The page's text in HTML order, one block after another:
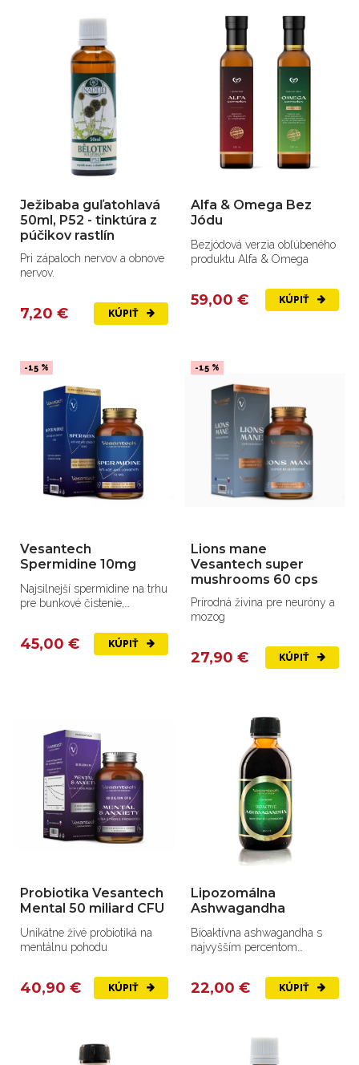
Ježibaba guľatohlavá
50ml, P52 - tinktúra z
púčikov rastlín
Pri zápaloch nervov a obnove
nervov.
7,20 € KÚPIŤ
Alfa & Omega Bez
Jódu
Bezjódová verzia obľúbeného
produktu Alfa & Omega
59,00 € KÚPIŤ
-15 %
Vesantech
Spermidine 10mg
Najsilnejší spermidine na trhu
pre bunkové čistenie,
45,00 € KÚPIŤ
-15 %
Lions mane
Vesantech super
mushrooms 60 cps
Prírodná živina pre neuróny a
mozog
27,90 € KÚPIŤ
Probiotika Vesantech
Mental 50 miliard CFU
Unikátne živé probiotiká na
mentálnu pohodu
40,90 € KÚPIŤ
Lipozomálna
Ashwagandha
Bioaktívna ashwagandha s
najvyšším percentom
22,00 € KÚPIŤ